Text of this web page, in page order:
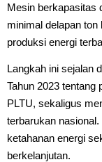
Mesin berkapasitas
minimal delapan
produksi energi
Langkah ini sejalan
Tahun 2023 tentang
PLTU, sekaligus
terbarukan
ketahanan energi
berkelanjutan.